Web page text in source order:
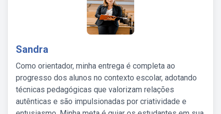
Sandra
Como orientador, minha entrega é completa ao
progresso dos alunos no contexto escolar, adotando
técnicas pedagógicas que valorizam relações
autênticas e são impulsionadas por criatividade e